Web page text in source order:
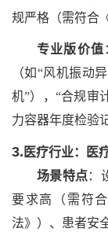
规严格（需符合
专业版价值
（如“风机振动
机”），“合规审
力容器年度检验
3. 医疗行业：医
场景特点：
要求高（需符
法》）、患者安